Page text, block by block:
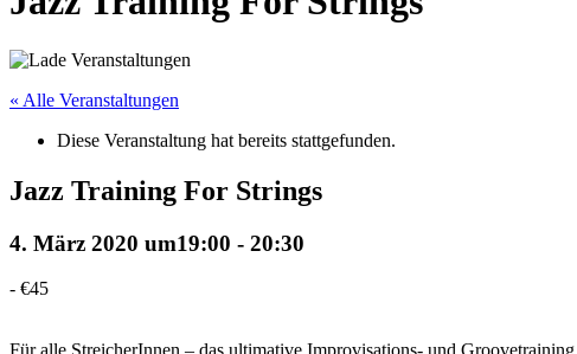
« Alle Veranstaltungen
Diese Veranstaltung hat bereits stattgefunden.
Jazz Training For Strings
4. März 2020 um19:00 - 20:30
- €45